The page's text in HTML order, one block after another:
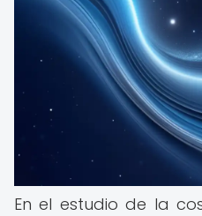
En el estudio de la